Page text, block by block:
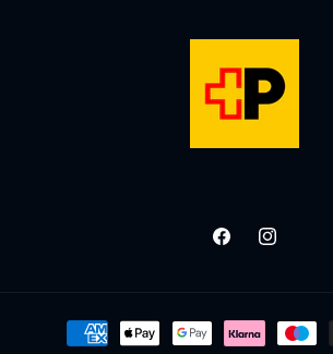
FacebookInstagram
Zahlungsmethoden